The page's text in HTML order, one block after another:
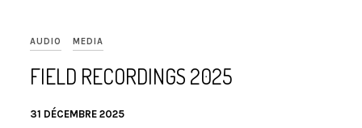
AUDIO MEDIA
FIELD RECORDINGS 2025
31 DÉCEMBRE 2025